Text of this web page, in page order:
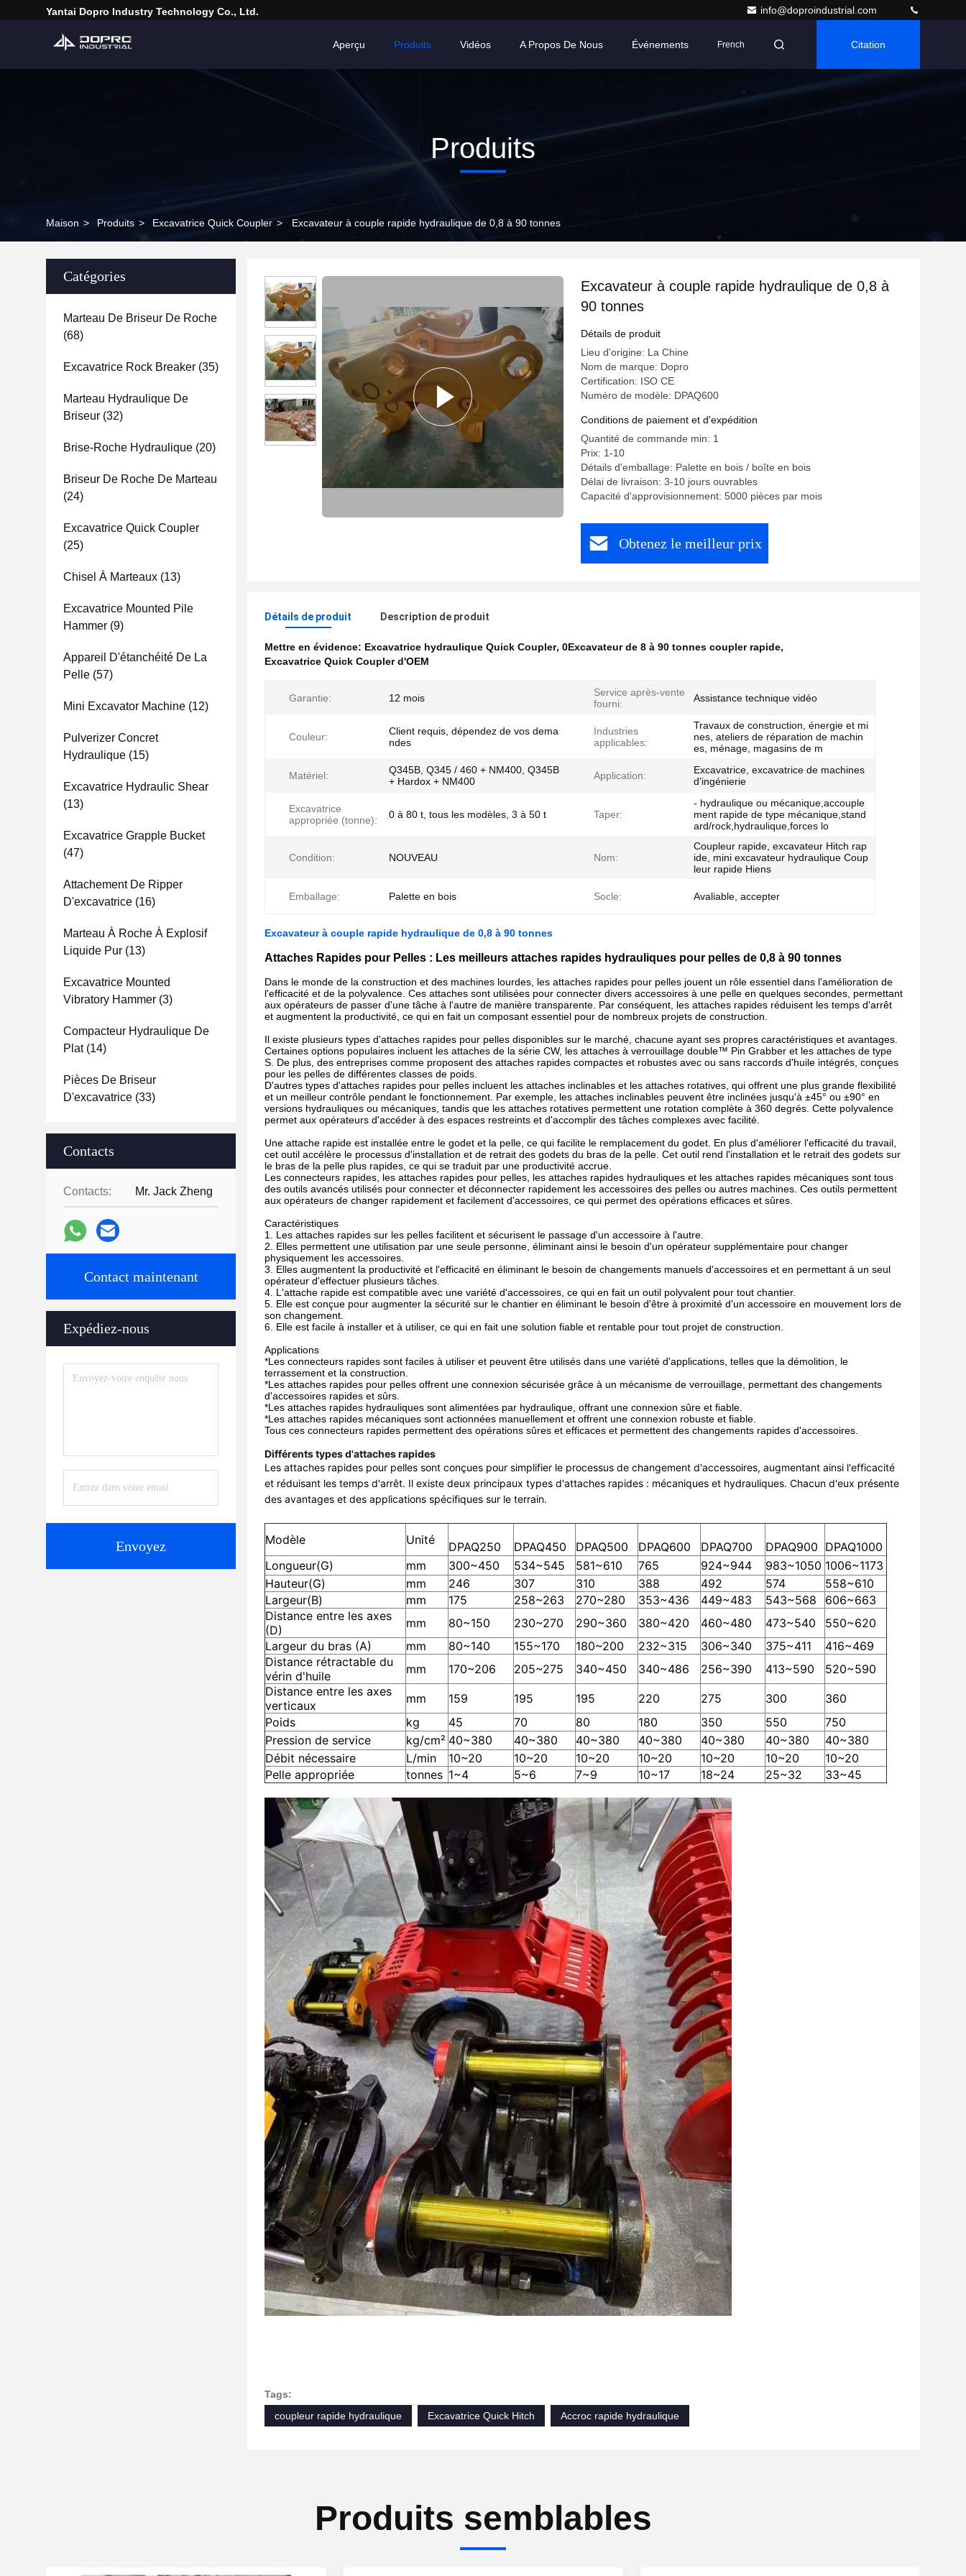
Yantai Dopro Industry Technology Co., Ltd. info@doproindustrial.com
Aperçu Produits Vidéos A Propos De Nous Événements French Citation
Produits
Maison > Produits > Excavatrice Quick Coupler > Excavateur à couple rapide hydraulique de 0,8 à 90 tonnes
Catégories
Marteau De Briseur De Roche
(68)
Excavatrice Rock Breaker (35)
Marteau Hydraulique De
Briseur (32)
Brise-Roche Hydraulique (20)
Briseur De Roche De Marteau
(24)
Excavatrice Quick Coupler
(25)
Chisel À Marteaux (13)
Excavatrice Mounted Pile
Hammer (9)
Appareil D'étanchéité De La
Pelle (57)
Mini Excavator Machine (12)
Pulverizer Concret
Hydraulique (15)
Excavatrice Hydraulic Shear
(13)
Excavatrice Grapple Bucket
(47)
Attachement De Ripper
D'excavatrice (16)
Marteau À Roche À Explosif
Liquide Pur (13)
Excavatrice Mounted
Vibratory Hammer (3)
Compacteur Hydraulique De
Plat(14)
Pièces De Briseur
D'excavatrice (33)
Contacts
Contacts: Mr. Jack Zheng
Contact maintenant
Expédiez-nous
Envoyez
Excavateur à couple rapide hydraulique de 0,8 à
90 tonnes
Détails de produit
Lieu d'origine: La Chine
Nom de marque: Dopro
Certification: ISO CE
Numéro de modèle: DPAQ600
Conditions de paiement et d'expédition
Quantité de commande min: 1
Prix: 1-10
Détails d'emballage: Palette en bois / boîte en bois
Délai de livraison: 3-10 jours ouvrables
Capacité d'approvisionnement: 5000 pièces par mois
Obtenez le meilleur prix
Détails de produit Description de produit
Mettre en évidence: Excavatrice hydraulique Quick Coupler, 0Excavateur de 8 à 90 tonnes coupler rapide,
Excavatrice Quick Coupler d'OEM
Garantie: 12 mois
Service après-vente
fourni:
Assistance technique vidéo
Couleur:
Client requis, dépendez de vos dema
ndes
Industries
applicables:
Travaux de construction, énergie et mi
nes, ateliers de réparation de machin
es, ménage, magasins de m
Matériel:
Q345B, Q345 / 460 + NM400, Q345B
+ Hardox + NM400
Application:
Excavatrice, excavatrice de machines
d'ingénierie
Excavatrice
appropriée (tonne):
0 à 80 t, tous les modèles, 3 à 50 t Taper:
- hydraulique ou mécanique,accouple
ment rapide de type mécanique,stand
ard/rock,hydraulique,forces lo
Condition: NOUVEAU Nom:
Coupleur rapide, excavateur Hitch rap
ide, mini excavateur hydraulique Coup
leur rapide Hiens
Emballage: Palette en bois Socle: Avaliable, accepter
Excavateur à couple rapide hydraulique de 0,8 à 90 tonnes
Attaches Rapides pour Pelles : Les meilleurs attaches rapides hydrauliques pour pelles de 0,8 à 90 tonnes
Dans le monde de la construction et des machines lourdes, les attaches rapides pour pelles jouent un rôle essentiel dans l'amélioration de
l'efficacité et de la polyvalence. Ces attaches sont utilisées pour connecter divers accessoires à une pelle en quelques secondes, permettant
aux opérateurs de passer d'une tâche à l'autre de manière transparente. Par conséquent, les attaches rapides réduisent les temps d'arrêt
et augmentent la productivité, ce qui en fait un composant essentiel pour de nombreux projets de construction.
Il existe plusieurs types d'attaches rapides pour pelles disponibles sur le marché, chacune ayant ses propres caractéristiques et avantages.
Certaines options populaires incluent les attaches de la série CW, les attaches à verrouillage double™ Pin Grabber et les attaches de type
S. De plus, des entreprises comme proposent des attaches rapides compactes et robustes avec ou sans raccords d'huile intégrés, conçues
pour les pelles de différentes classes de poids.
D'autres types d'attaches rapides pour pelles incluent les attaches inclinables et les attaches rotatives, qui offrent une plus grande flexibilité
et un meilleur contrôle pendant le fonctionnement. Par exemple, les attaches inclinables peuvent être inclinées jusqu'à ±45° ou ±90° en
versions hydrauliques ou mécaniques, tandis que les attaches rotatives permettent une rotation complète à 360 degrés. Cette polyvalence
permet aux opérateurs d'accéder à des espaces restreints et d'accomplir des tâches complexes avec facilité.
Une attache rapide est installée entre le godet et la pelle, ce qui facilite le remplacement du godet. En plus d'améliorer l'efficacité du travail,
cet outil accélère le processus d'installation et de retrait des godets du bras de la pelle. Cet outil rend l'installation et le retrait des godets sur
le bras de la pelle plus rapides, ce qui se traduit par une productivité accrue.
Les connecteurs rapides, les attaches rapides pour pelles, les attaches rapides hydrauliques et les attaches rapides mécaniques sont tous
des outils avancés utilisés pour connecter et déconnecter rapidement les accessoires des pelles ou autres machines. Ces outils permettent
aux opérateurs de changer rapidement et facilement d'accessoires, ce qui permet des opérations efficaces et sûres.
Caractéristiques
1. Les attaches rapides sur les pelles facilitent et sécurisent le passage d'un accessoire à l'autre.
2. Elles permettent une utilisation par une seule personne, éliminant ainsi le besoin d'un opérateur supplémentaire pour changer
physiquement les accessoires.
3. Elles augmentent la productivité et l'efficacité en éliminant le besoin de changements manuels d'accessoires et en permettant à un seul
opérateur d'effectuer plusieurs tâches.
4. L'attache rapide est compatible avec une variété d'accessoires, ce qui en fait un outil polyvalent pour tout chantier.
5. Elle est conçue pour augmenter la sécurité sur le chantier en éliminant le besoin d'être à proximité d'un accessoire en mouvement lors de
son changement.
6. Elle est facile à installer et à utiliser, ce qui en fait une solution fiable et rentable pour tout projet de construction.
Applications
*Les connecteurs rapides sont faciles à utiliser et peuvent être utilisés dans une variété d'applications, telles que la démolition, le
terrassement et la construction.
*Les attaches rapides pour pelles offrent une connexion sécurisée grâce à un mécanisme de verrouillage, permettant des changements
d'accessoires rapides et sûrs.
*Les attaches rapides hydrauliques sont alimentées par hydraulique, offrant une connexion sûre et fiable.
*Les attaches rapides mécaniques sont actionnées manuellement et offrent une connexion robuste et fiable.
Tous ces connecteurs rapides permettent des opérations sûres et efficaces et permettent des changements rapides d'accessoires.
Différents types d'attaches rapides
Les attaches rapides pour pelles sont conçues pour simplifier le processus de changement d'accessoires, augmentant ainsi l'efficacité
et réduisant les temps d'arrêt. Il existe deux principaux types d'attaches rapides : mécaniques et hydrauliques. Chacun d'eux présente
des avantages et des applications spécifiques sur le terrain.
Modèle Unité DPAQ250 DPAQ450 DPAQ500 DPAQ600 DPAQ700 DPAQ900 DPAQ1000
Longueur(G)
mm 300~450 534~545 581~610 765 924~944 983~1050 1006~1173
Hauteur(G)
mm 246 307 310 388 492 574
558~610
Largeur(B)
mm 175 258~263 270~280 353~436 449~483 543~568
606~663
Distance entre les axes
(D)
mm 80~150 230~270 290~360 380~420 460~480 473~540
550~620
Largeur du bras (A)
mm 80~140 155~170 180~200 232~315 306~340 375~411
416~469
Distance rétractable du
vérin d'huile
mm 170~206 205~275 340~450 340~486 256~390 413~590
520~590
Distance entre les axes
verticaux
mm 159 195 195 220 275 300
360
Poids
kg 45 70 80 180 350 550
750
Pression de service
kg/cm² 40~380 40~380 40~380 40~380 40~380 40~380
40~380
Débit nécessaire
L/min 10~20 10~20 10~20 10~20 10~20 10~20
10~20
Pelle appropriée
tonnes 1~4 5~6 7~9 10~17 18~24 25~32 33~45
Tags:
coupleur rapide hydraulique
Excavatrice Quick Hitch Accroc rapide hydraulique
Produits semblables